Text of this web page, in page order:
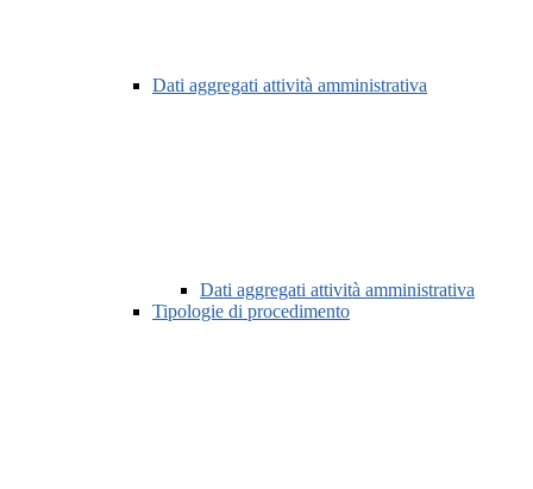
Dati aggregati attività amministrativa
Dati aggregati attività amministrativa
Tipologie di procedimento